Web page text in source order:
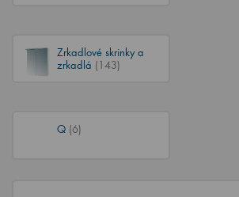
Zrkadlové skrinky a
zrkadlá (143)
Q (6)